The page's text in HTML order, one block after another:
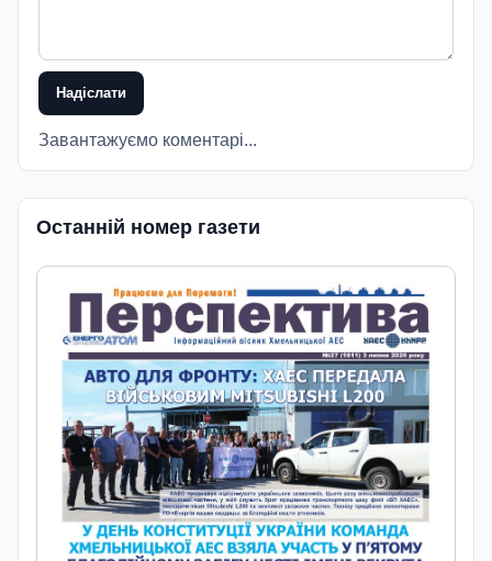
Надіслати
Завантажуємо коментарі...
Останній номер газети